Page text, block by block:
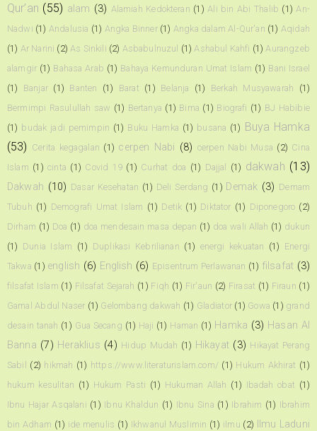
Qur’an (55) alam (3) Alamiah Kedokteran (1) Ali bin Abi Thalib (1) An-
Nadwi (1) Andalusia (1) Angka Binner (1) Angka dalam Al-Qur'an (1) Aqidah
(1) Ar Narini (2) As Sinkili (2) Asbabulnuzul (1) Ashabul Kahfi (1) Aurangzeb
alamgir (1) Bahasa Arab (1) Bahaya Kemunduran Umat Islam (1) Bani Israel
(1)
Banjar (1) Banten (1) Barat (1) Belanja (1) Berkah Musyawarah
(1)
Bermimpi Rasulullah saw (1) Bertanya (1) Bima (1) Biografi (1) BJ Habibie
(1) budak jadi pemimpin (1) Buku Hamka (1) busana (1) Buya Hamka
(53) Cerita kegagalan (1) cerpen Nabi (8) cerpen Nabi Musa (2) Cina
Islam (1) cinta (1) Covid 19 (1) Curhat doa (1) Dajjal (1) dakwah (13)
Dakwah (10) Dasar Kesehatan (1) Deli Serdang (1) Demak (3) Demam
Tubuh (1) Demografi Umat Islam (1) Detik (1) Diktator (1) Diponegoro (2)
Dirham (1) Doa (1) doa mendesain masa depan (1) doa wali Allah (1) dukun
(1) Dunia Islam (1) Duplikasi Kebrilianan (1) energi kekuatan (1) Energi
Takwa (1) english (6) English (6) Episentrum Perlawanan (1) filsafat (3)
filsafat Islam (1) Filsafat Sejarah (1) Fiqh (1) Fir'aun (2) Firasat (1) Firaun (1)
Gamal Abdul Naser (1) Gelombang dakwah (1) Gladiator (1) Gowa (1) grand
desain tanah (1) Gua Secang (1) Haji (1) Haman (1) Hamka (3) Hasan Al
Banna (7) Heraklius (4) Hidup Mudah (1) Hikayat (3) Hikayat Perang
Sabil
(2) hikmah (1) https://www.literaturislam.com/ (1) Hukum Akhirat (1)
hukum kesulitan (1) Hukum Pasti (1) Hukuman Allah (1) Ibadah obat (1)
Ibnu Hajar Asqalani (1) Ibnu Khaldun (1) Ibnu Sina (1) Ibrahim (1) Ibrahim
bin Adham (1) ide menulis (1) Ikhwanul Muslimin (1) ilmu (2)
Ilmu Laduni